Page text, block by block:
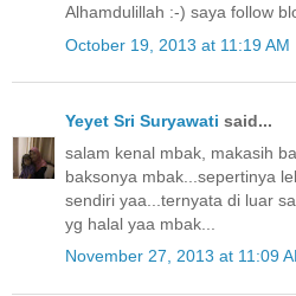
Alhamdulillah :-) saya follow
October 19, 2013 at 11:19 AM
Yeyet Sri Suryawati said...
salam kenal mbak, makasih
baksonya mbak...sepertinya
sendiri yaa...ternyata di luar
yg halal yaa mbak...
November 27, 2013 at 11:09